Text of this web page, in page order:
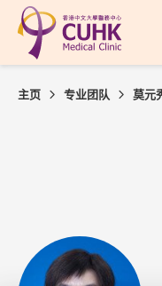
Skip to main content
主页 专业团队 莫元